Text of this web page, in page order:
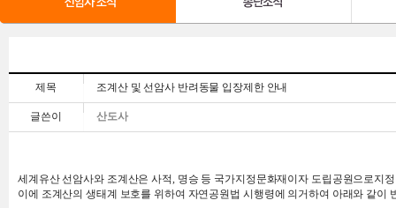
제목 조계산 및 선암사 반려동물 입장제한 안내
글쓴이 산도사
세계유산 선암사와 조계산은 사적, 명승 등 국가지정문화재이자 도립공원으로지
이에 조계산의 생태계 보호를 위하여 자연공원법 시행령에 의거하여 아래와 같